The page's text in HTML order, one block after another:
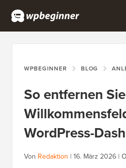
WPBEGINNER BLOG
So entfernen
WordPress-
Von Redaktion | 16. März 2026 |